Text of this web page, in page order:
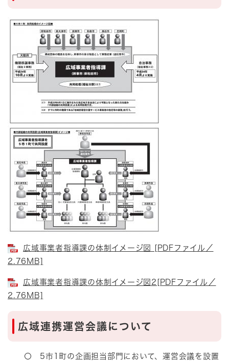
広域事業者指導課の体制イメージ図 [PDFファイル／
2.76MB]
広域事業者指導課の体制イメージ図2[PDFファイル／
2.76MB]
広域連携運営会議について
〇 5市1町の企画担当部門において、運営会議を設置